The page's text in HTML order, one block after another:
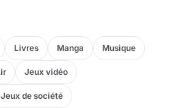
Livres Manga Musique
Jeux vidéo
Jeux de société